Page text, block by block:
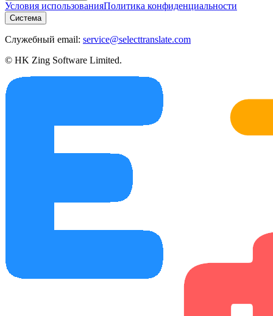
Условия использованияПолитика конфиденциальности
Система
Служебный email: service@selecttranslate.com
© HK Zing Software Limited.